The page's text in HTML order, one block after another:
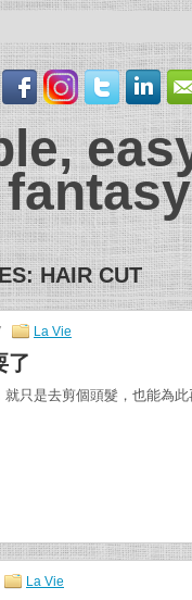
fantasy
HAIR CUT
La Vie
了
只是去剪個頭髮，也能為
La Vie